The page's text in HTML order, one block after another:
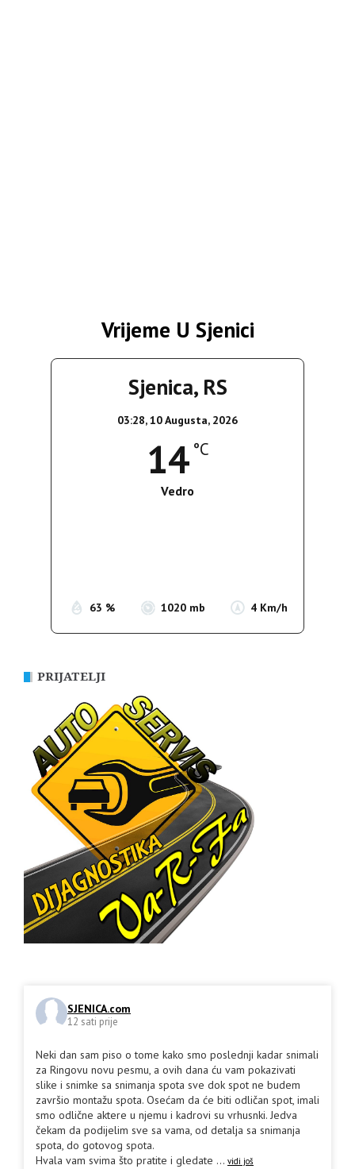
Vrijeme U Sjenici
Sjenica, RS
03:28,10 Augusta, 2026
14 °C
Vedro
63 % 1020 mb 4 Km/h
PRIJATELJI
SJENICA.com
12 sati prije
Neki dan sam piso o tome kako smo poslednji kadar snimali
za Ringovu novu pesmu, a ovih dana ću vam pokazivati
slike i snimke sa snimanja spota sve dok spot ne budem
završio montažu spota. Osećam da će biti odličan spot, imali
smo odlične aktere u njemu i kadrovi su vrhusnki. Jedva
čekam da podijelim sve sa vama, od detalja sa snimanja
spota, do gotovog spota.
Hvala vam svima što pratite i gledate ... vidi još